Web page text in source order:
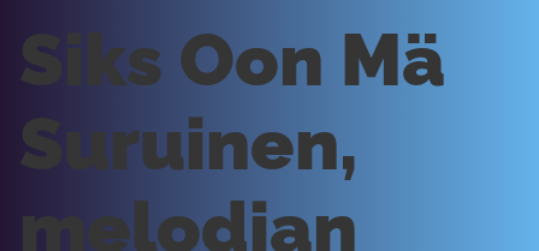
Siks Oon Mä
Suruinen,
melodian